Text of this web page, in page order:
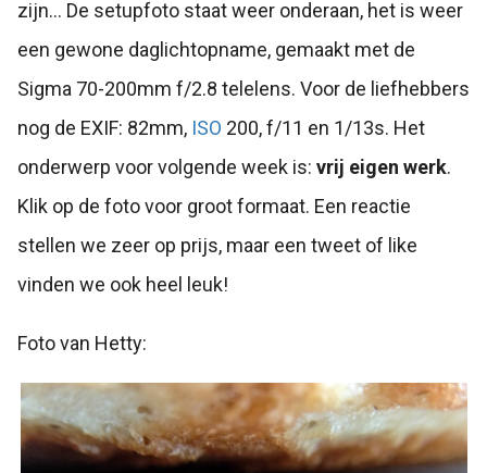
zijn... De setupfoto staat weer onderaan, het is weer
een gewone daglichtopname, gemaakt met de
Sigma 70-200mm f/2.8 telelens. Voor de liefhebbers
nog de EXIF: 82mm, ISO 200, f/11 en 1/13s. Het
onderwerp voor volgende week is: vrij eigen werk.
Klik op de foto voor groot formaat. Een reactie
stellen we zeer op prijs, maar een tweet of like
vinden we ook heel leuk!
Foto van Hetty: